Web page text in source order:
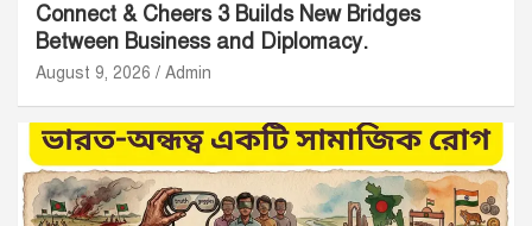
Connect & Cheers 3 Builds New Bridges
Between Business and Diplomacy.
August 9, 2026 Admin